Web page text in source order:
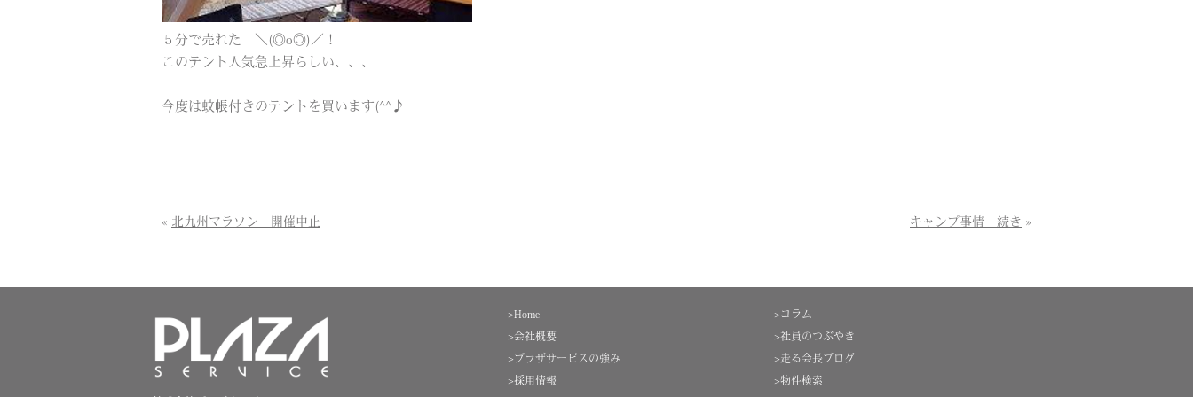
５分で売れた ＼(◎o◎)／！
このテント人気急上昇らしい、、、
今度は蚊帳付きのテントを買います(^^♪
« 北九州マラソン 開催中止 キャンプ事情 続き »
>コラム
>社員のつぶやき
>走る会長ブログ
>物件検索
>Home
>会社概要
>プラザサービスの強み
>採用情報